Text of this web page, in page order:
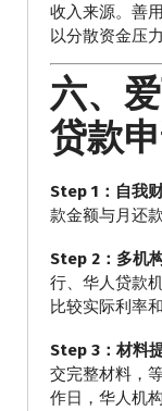
收入来源。善
以分散资金压
六、
贷款
Step 1：自我
款金额与月还
Step 2：多机
行、华人贷款
比较实际利率
Step 3：材料
交完整材料，
作日，华人机